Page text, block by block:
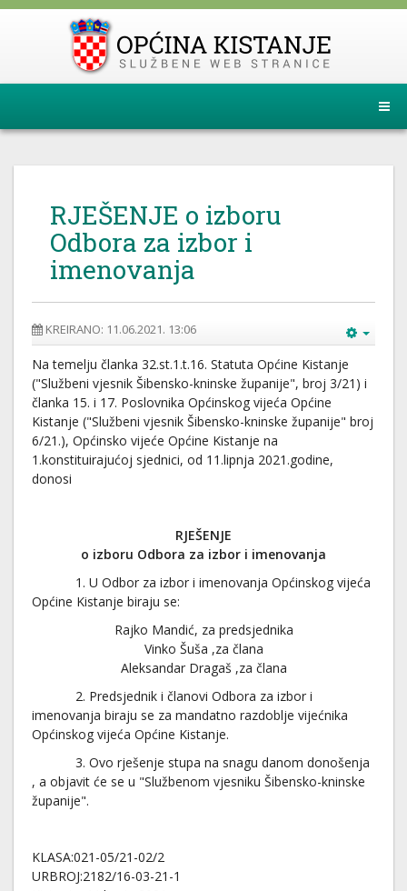
RJEŠENJE o izboru
Odbora za izbor i
imenovanja
KREIRANO: 11.06.2021. 13:06
Na temelju članka 32.st.1.t.16. Statuta Općine Kistanje
("Službeni vjesnik Šibensko-kninske županije", broj 3/21) i
članka 15. i 17. Poslovnika Općinskog vijeća Općine
Kistanje ("Službeni vjesnik Šibensko-kninske županije" broj
6/21.), Općinsko vijeće Općine Kistanje na
1.konstituirajućoj sjednici, od 11.lipnja 2021.godine,
donosi
RJEŠENJE
o izboru Odbora za izbor i imenovanja
1. U Odbor za izbor i imenovanja Općinskog vijeća
Općine Kistanje biraju se:
Rajko Mandić, za predsjednika
Vinko Šuša ,za člana
Aleksandar Dragaš ,za člana
2. Predsjednik i članovi Odbora za izbor i
imenovanja biraju se za mandatno razdoblje vijećnika
Općinskog vijeća Općine Kistanje.
3. Ovo rješenje stupa na snagu danom donošenja
, a objavit će se u "Službenom vjesniku Šibensko-kninske
županije".
KLASA:021-05/21-02/2
URBROJ:2182/16-03-21-1